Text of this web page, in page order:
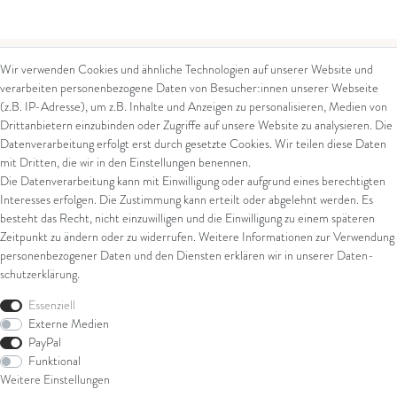
Kontakt
Kontaktformular
Arena in Arte GmbH
Marktgasse 2,
8600 Dübendorf
Tel: +41 44 821 60 40
E-Mail:info@goldschmiede-
arena.com
Rechtliches
AGB
Datenschutz
Widerrufsrecht
Zahlung und Versand
Widerrufsformular
Wir verwenden Cookies und ähnliche Technologien auf unserer Website und
verarbeiten personenbezogene Daten von Besucher:innen unserer Webseite
(z.B. IP-Adresse), um z.B. Inhalte und Anzeigen zu personalisieren, Medien von
Drittanbietern einzubinden oder Zugriffe auf unsere Website zu analysieren. Die
Datenverarbeitung erfolgt erst durch gesetzte Cookies. Wir teilen diese Daten
mit Dritten, die wir in den Einstellungen benennen.
Die Datenverarbeitung kann mit Einwilligung oder aufgrund eines berechtigten
Interesses erfolgen. Die Zustimmung kann erteilt oder abgelehnt werden. Es
besteht das Recht, nicht einzuwilligen und die Einwilligung zu einem späteren
Zeitpunkt zu ändern oder zu widerrufen. Weitere Informationen zur Verwendung
personenbezogener Daten und den Diensten erklären wir in unserer Daten­
schutz­erklärung.
Essenziell
Externe Medien
PayPal
Funktional
Weitere Einstellungen